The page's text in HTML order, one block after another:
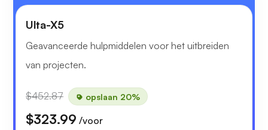
Ulta-X5
Geavanceerde hulpmiddelen voor het uitbreiden
van projecten.
$452.87 opslaan 20%
$323.99 /voor